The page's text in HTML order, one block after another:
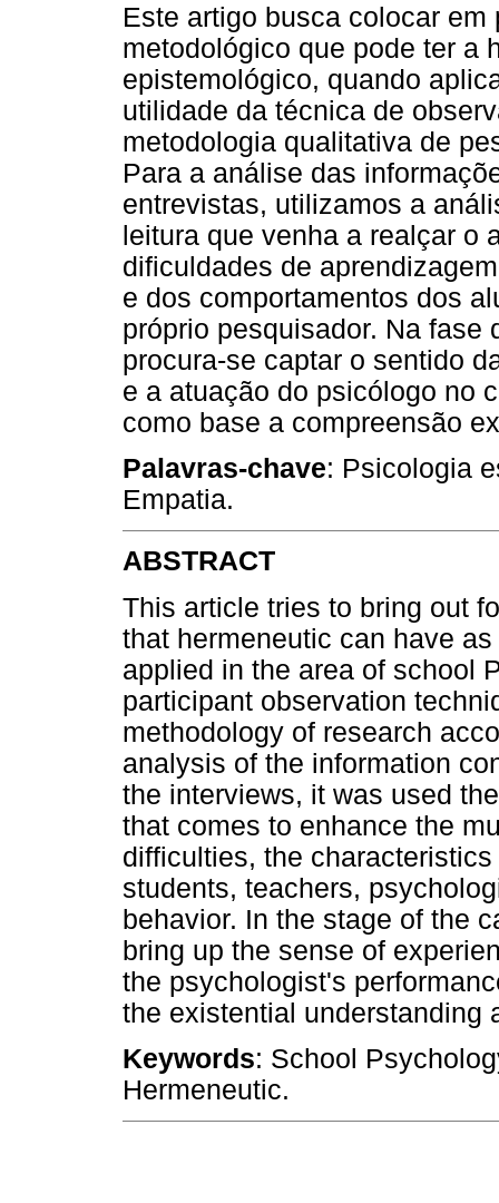
Este artigo busca colocar
metodológico que pode ter a
epistemológico, quando
utilidade da técnica de
metodologia qualitativa de
Para a análise das
entrevistas, utilizamos a
leitura que venha a realçar o
dificuldades de
e dos comportamentos dos
próprio pesquisador. Na fase
procura-se captar o sentido
e a atuação do psicólogo no
como base a compreensão
Palavras-chave: Psicologia
Empatia.
ABSTRACT
This article tries to bring out
that hermeneutic can have
applied in the area of school
participant observation
methodology of research
analysis of the information
the interviews, it was used
that comes to enhance the
difficulties, the
students, teachers,
behavior. In the stage of the
bring up the sense of
the psychologist's
the existential understanding
Keywords: School
Hermeneutic.